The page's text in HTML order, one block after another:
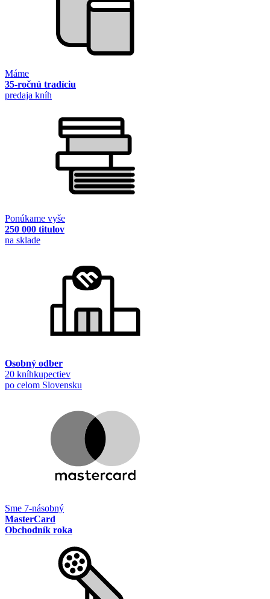
Máme
35-ročnú tradíciu
predaja kníh
Ponúkame vyše
250 000 titulov
na sklade
Osobný odber
20 kníhkupectiev
po celom Slovensku
Sme 7-násobný
MasterCard
Obchodník roka